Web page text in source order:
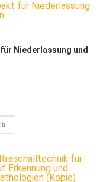
Niederlassung und